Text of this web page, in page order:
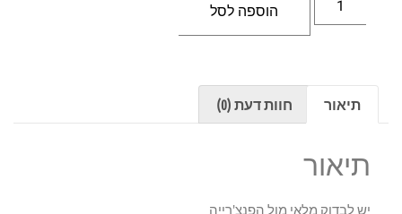
הוספה לסל
תיאור חוות דעת (0)
תיאור
יש לבדוק מלאי מול הפנצ'רייה